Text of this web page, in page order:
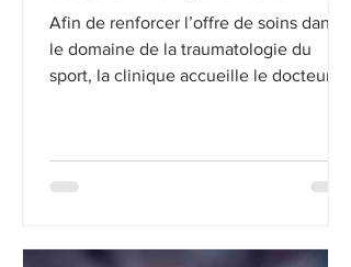
Afin de renforcer l’offre de soins dans
le domaine de la traumatologie du
sport, la clinique accueille le docteur